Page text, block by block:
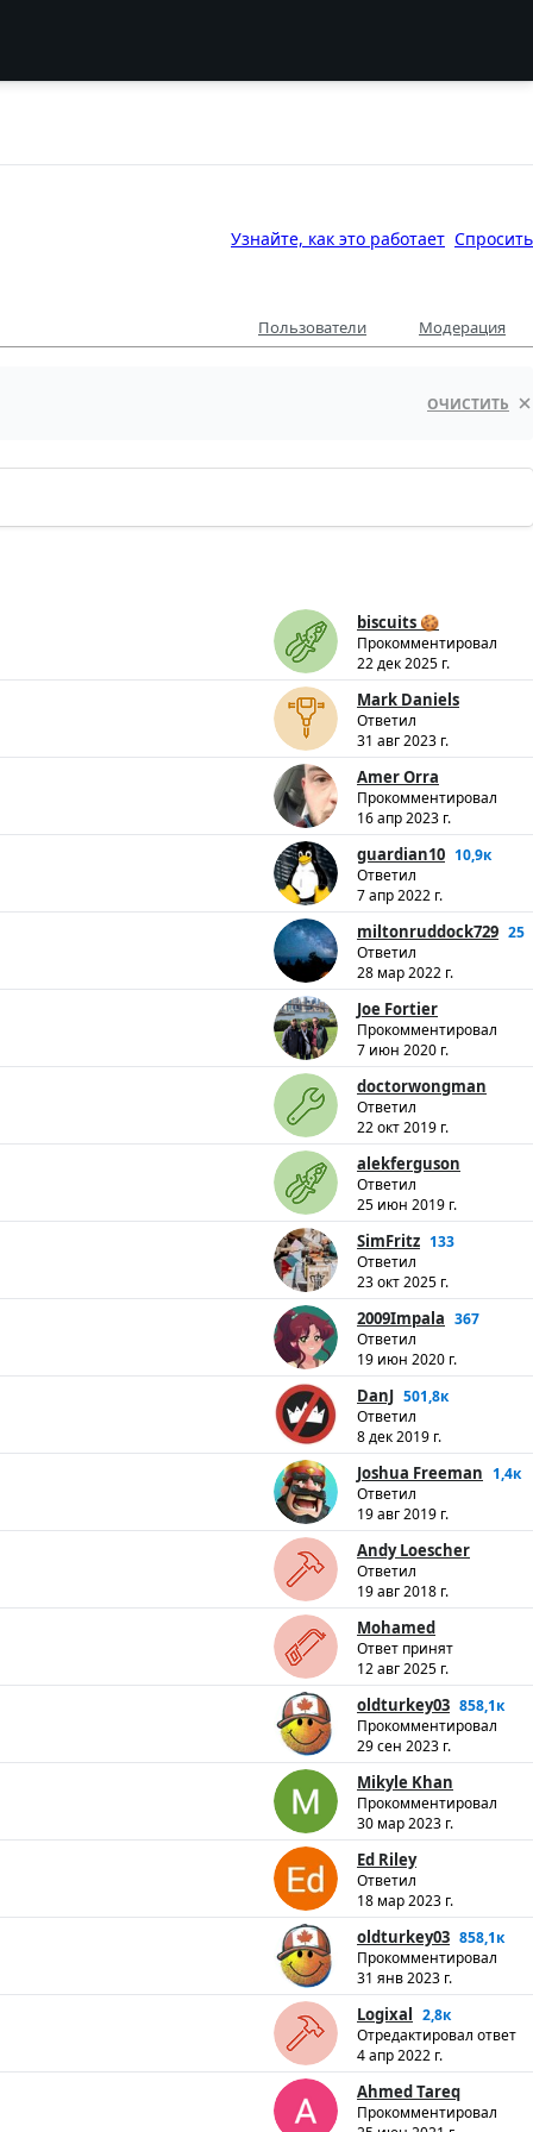
Узнайте, как это работает Спросить
Пользователи Модерация
ОЧИСТИТЬ
biscuits 🍪
Прокомментировал
22 дек 2025 г.
Mark Daniels
Ответил
31 авг 2023 г.
Amer Orra
Прокомментировал
16 апр 2023 г.
guardian10 10,9к
Ответил
7 апр 2022 г.
miltonruddock729 25
Ответил
28 мар 2022 г.
Joe Fortier
Прокомментировал
7 июн 2020 г.
doctorwongman
Ответил
22 окт 2019 г.
alekferguson
Ответил
25 июн 2019 г.
SimFritz 133
Ответил
23 окт 2025 г.
2009Impala 367
Ответил
19 июн 2020 г.
DanJ 501,8к
Ответил
8 дек 2019 г.
Joshua Freeman 1,4к
Ответил
19 авг 2019 г.
Andy Loescher
Ответил
19 авг 2018 г.
Mohamed
Ответ принят
12 авг 2025 г.
oldturkey03 858,1к
Прокомментировал
29 сен 2023 г.
Mikyle Khan
Прокомментировал
30 мар 2023 г.
Ed Riley
Ответил
18 мар 2023 г.
oldturkey03 858,1к
Прокомментировал
31 янв 2023 г.
Logixal 2,8к
Отредактировал ответ
4 апр 2022 г.
Ahmed Tareq
Прокомментировал